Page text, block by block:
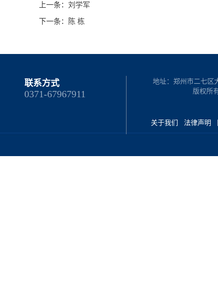
上一条： 刘学军
下一条： 陈 栋
联系方式
0371-67967911
地址：郑州市二七区
版权所
关于我们 法律声明